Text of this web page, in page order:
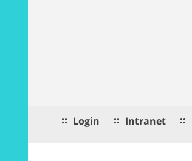
Login Intranet